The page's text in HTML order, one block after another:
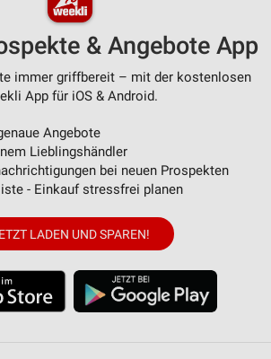
& Angebote App
immer griffbereit – mit der kostenlosen
App für iOS & Android.
Angebote
Lieblingshändler
bei neuen Prospekten
- Einkauf stressfrei planen
LADEN UND SPAREN!